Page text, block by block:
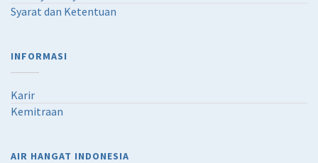
Syarat dan Ketentuan
INFORMASI
Karir
Kemitraan
AIR HANGAT INDONESIA